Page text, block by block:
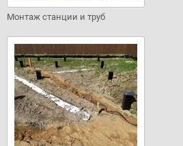
Монтаж станции и труб